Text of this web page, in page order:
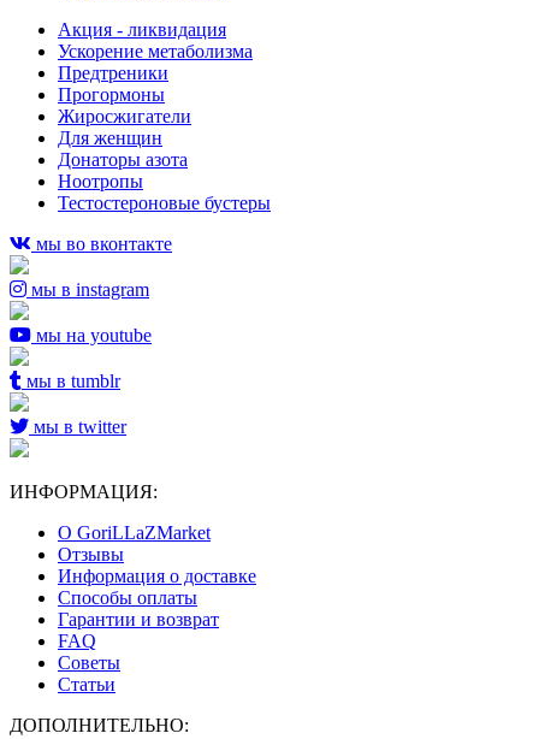
Акция - ликвидация
Ускорение метаболизма
Предтреники
Прогормоны
Жиросжигатели
Для женщин
Донаторы азота
Ноотропы
Тестостероновые бустеры
мы во вконтакте
мы в instagram
мы на youtube
мы в tumblr
мы в twitter
ИНФОРМАЦИЯ:
О GoriLLaZMarket
Отзывы
Информация о доставке
Способы оплаты
Гарантии и возврат
FAQ
Советы
Статьи
ДОПОЛНИТЕЛЬНО: